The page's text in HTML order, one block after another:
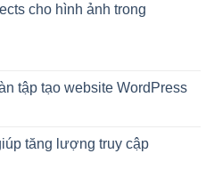
cho hình ảnh trong
tập tạo website WordPress
tăng lượng truy cập